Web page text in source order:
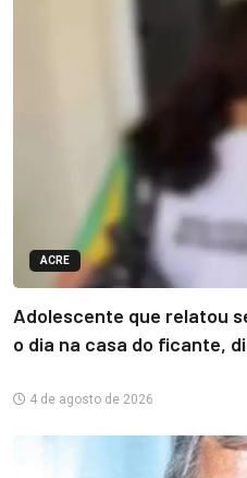
ACRE
Adolescente que relatou
o dia na casa do ficante,
4 de agosto de 2026